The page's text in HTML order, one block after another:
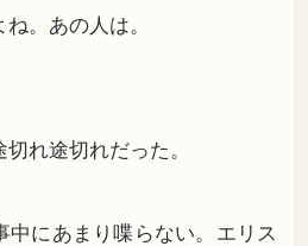
。あの人は。
れ途切れだった。
にあまり喋らない。エリス